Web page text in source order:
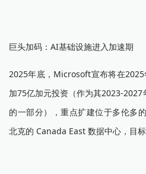
巨头加码：AI基础设施进入加速期
2025年底，Microsoft宣布将在
加75亿加元投资（作为其2023-
的一部分），重点扩建位于多伦多
北克的 Canada East 数据中心，目